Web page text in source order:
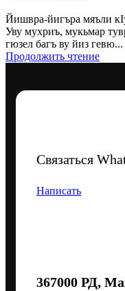
Йишвра-йигъра мяъли
Уву мухриъ, мукьмар
гюзел багъ ву йиз гевю...
Продолжить чтение
Связаться
Написать
367000 РД,